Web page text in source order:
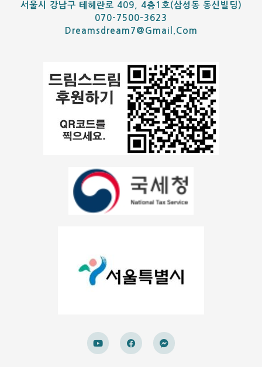
서울시 강남구 테헤란로 409, 4층1호(삼성동 동신빌딩)
070-7500-3623
Dreamsdream7@gmail.com